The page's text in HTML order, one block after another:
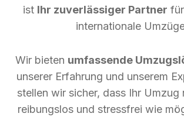
ist Ihr zuverlässiger Partner
internationale
Wir bieten umfassende
unserer Erfahrung und unserem
stellen wir sicher, dass Ihr Umzug
reibungslos und stressfrei wie